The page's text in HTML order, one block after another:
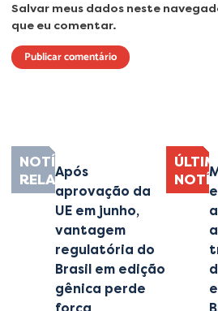
Salvar meus dados neste
que eu comentar.
NOTÍCIAS
RELACIONADAS
Após
aprovação da
UE em junho,
vantagem
regulatória do
Brasil em edição
gênica perde
e
a